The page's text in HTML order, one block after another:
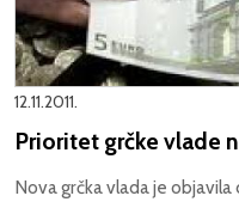
12.11.2011.
Prioritet grčke vlade
Nova grčka vlada je